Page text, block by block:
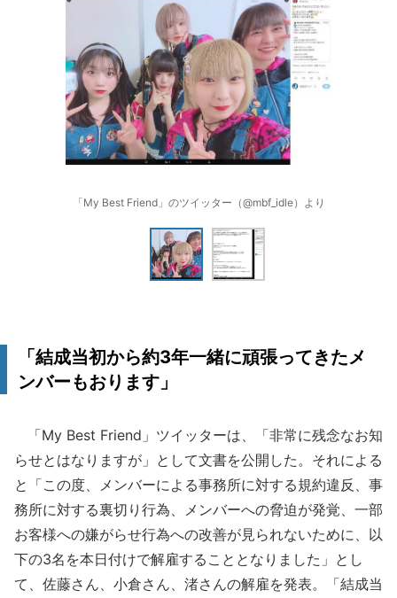
「My Best Friend」のツイッター（@mbf_idle）より
「結成当初から約3年一緒に頑張ってきたメ
ンバーもおります」
「My Best Friend」ツイッターは、「非常に残念なお知
らせとはなりますが」として文書を公開した。それによる
と「この度、メンバーによる事務所に対する規約違反、事
務所に対する裏切り行為、メンバーへの脅迫が発覚、一部
お客様への嫌がらせ行為への改善が見られないために、以
下の3名を本日付けで解雇することとなりました」とし
て、佐藤さん、小倉さん、渚さんの解雇を発表。「結成当